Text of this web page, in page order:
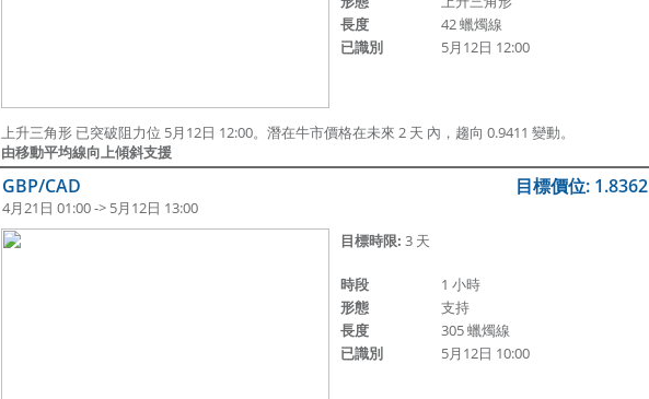
長度
42 蠟燭線
已識別
5月12日 12:00
上升三角形 已突破阻力位 5月12日 12:00。潛在牛市價格在未來 2 天 內，趨向 0.9411 變動。
由移動平均線向上傾斜支援
GBP/CAD
4月21日 01:00 -> 5月12日 13:00
目標價位: 1.8362
目標時限: 3 天
時段
1 小時
形態
支持
長度
305 蠟燭線
已識別
5月12日 10:00